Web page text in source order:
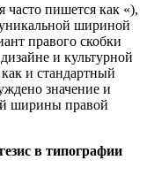
часто пишется как «),
шириной
правого скобки
и культурной
и стандартный
значение и
ширины правой
в типографии